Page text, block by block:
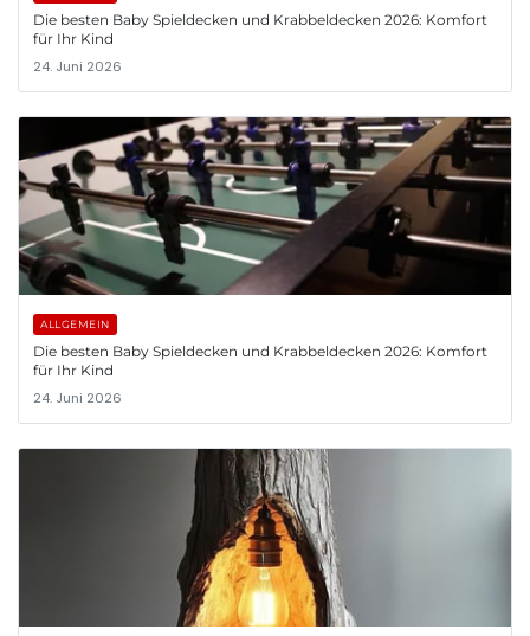
Die besten Baby Spieldecken und Krabbeldecken 2026: Komfort
für Ihr Kind
24. Juni 2026
ALLGEMEIN
Die besten Baby Spieldecken und Krabbeldecken 2026: Komfort
für Ihr Kind
24. Juni 2026